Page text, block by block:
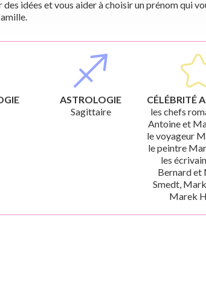
idées et vous aider à choisir un prénom qui
ASTROLOGIE
Sagittaire
CÉLÉBRITÉ
les chefs
Antoine et
le voyageur
le peintre
les
Bernard et
Smedt,
Marek